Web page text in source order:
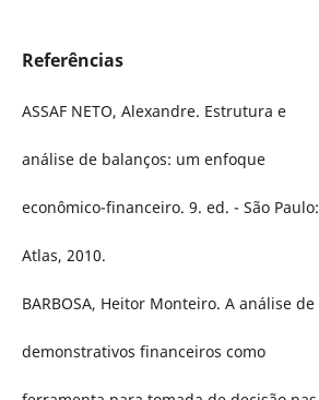
Referências
ASSAF NETO, Alexandre. Estrutura e
análise de balanços: um enfoque
econômico-financeiro. 9. ed. - São Paulo:
Atlas, 2010.
BARBOSA, Heitor Monteiro. A análise de
demonstrativos financeiros como